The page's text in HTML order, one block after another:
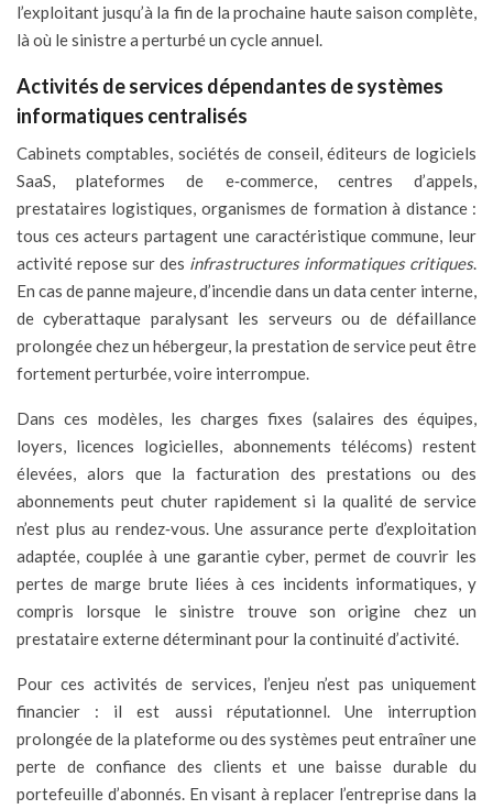
l’exploitant jusqu’à la fin de la prochaine haute saison complète,
là où le sinistre a perturbé un cycle annuel.
Activités de services dépendantes de systèmes
informatiques centralisés
Cabinets comptables, sociétés de conseil, éditeurs de logiciels
SaaS, plateformes de e‑commerce, centres d’appels,
prestataires logistiques, organismes de formation à distance :
tous ces acteurs partagent une caractéristique commune, leur
activité repose sur des infrastructures informatiques critiques.
En cas de panne majeure, d’incendie dans un data center interne,
de cyberattaque paralysant les serveurs ou de défaillance
prolongée chez un hébergeur, la prestation de service peut être
fortement perturbée, voire interrompue.
Dans ces modèles, les charges fixes (salaires des équipes,
loyers, licences logicielles, abonnements télécoms) restent
élevées, alors que la facturation des prestations ou des
abonnements peut chuter rapidement si la qualité de service
n’est plus au rendez‑vous. Une assurance perte d’exploitation
adaptée, couplée à une garantie cyber, permet de couvrir les
pertes de marge brute liées à ces incidents informatiques, y
compris lorsque le sinistre trouve son origine chez un
prestataire externe déterminant pour la continuité d’activité.
Pour ces activités de services, l’enjeu n’est pas uniquement
financier : il est aussi réputationnel. Une interruption
prolongée de la plateforme ou des systèmes peut entraîner une
perte de confiance des clients et une baisse durable du
portefeuille d’abonnés. En visant à replacer l’entreprise dans la